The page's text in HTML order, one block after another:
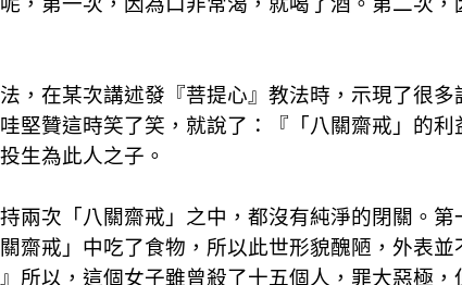
，在某次講述發『菩提心』教法時，示現了很
堅贊這時笑了笑，就說了：『「八關齋戒」的
生為此人之子。
兩次「八關齋戒」之中，都沒有純淨的閉關。
齋戒」中吃了食物，所以此世形貌醜陋，外表
所以，這個女子雖曾殺了十五個人，罪大惡極